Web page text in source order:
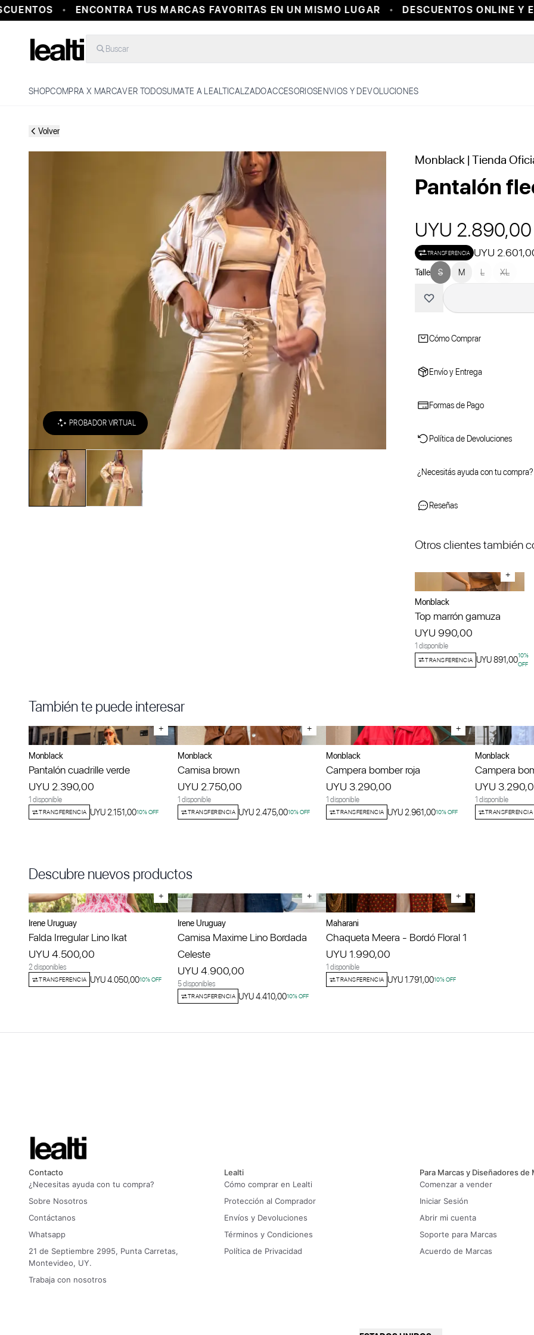
ENCONTRA TUS MARCAS FAVORITAS EN UN MISMO LUGAR DESCUENTOS ONLINE Y EN
Buscar
SHOPCOMPRA X MARCAVER TODOSUMATE A LEALTICALZADOACCESORIOSENVIOS Y DEVOLUCIONES
Volver
PROBADOR VIRTUAL
Monblack | Tienda
Pantalón
UYU 2.890,00
TRANSFERENCIA UYU
Talle S M L XL
Cómo Comprar
Envío y Entrega
Formas de Pago
Política de Devoluciones
¿Necesitás ayuda con tu compra?
Reseñas
Otros clientes también
+
Monblack
Top marrón gamuza
UYU 990,00
1 disponible
TRANSFERENCIA UYU 891,0010%
OFF
También te puede interesar
+
Monblack
Pantalón cuadrille verde
UYU 2.390,00
1 disponible
TRANSFERENCIA UYU 2.151,0010% OFF
+
Monblack
Camisa brown
UYU 2.750,00
1 disponible
TRANSFERENCIA UYU 2.475,0010% OFF
+
Monblack
Campera bomber roja
UYU 3.290,00
1 disponible
TRANSFERENCIA UYU 2.961,0010% OFF
Monblack
Campera
UYU
1 disponible
TRANSFERENCIA
Descubre nuevos productos
+
Irene Uruguay
Falda Irregular Lino Ikat
UYU 4.500,00
2 disponibles
TRANSFERENCIA UYU 4.050,0010% OFF
+
Irene Uruguay
Camisa Maxime Lino Bordada
Celeste
UYU 4.900,00
5 disponibles
TRANSFERENCIA UYU 4.410,0010% OFF
+
Maharani
Chaqueta Meera - Bordó Floral 1
UYU 1.990,00
1 disponible
TRANSFERENCIA UYU 1.791,0010% OFF
Contacto
¿Necesitas ayuda con tu compra?
Sobre Nosotros
Contáctanos
Whatsapp
21 de Septiembre 2995, Punta Carretas,
Montevideo, UY.
Trabaja con nosotros
Lealti
Cómo comprar en Lealti
Protección al Comprador
Envíos y Devoluciones
Términos y Condiciones
Política de Privacidad
Para Marcas y Diseñadores de
Comenzar a vender
Iniciar Sesión
Abrir mi cuenta
Soporte para Marcas
Acuerdo de Marcas